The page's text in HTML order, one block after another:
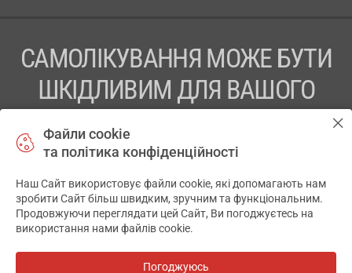
САМОЛІКУВАННЯ МОЖЕ БУТИ
ШКІДЛИВИМ ДЛЯ ВАШОГО
ПЕРЕД ЗАСТОСУВАННЯМ ПРЕПАРАТУ ПРОКОНСУЛЬТУЙТЕСЬ
ТОВ «АПТЕКА 911.ЮА» Код ЄДРПОУ 43631965.
Відмова від відповідальності
© 2014-2026. Медична інформаційна система АПТЕКА911.ЮА
Файли cookie
та політика конфіденційності
Наш Сайт використовує файли cookie, які допомагають нам
зробити Сайт більш швидким, зручним та функціональним.
Продовжуючи переглядати цей Сайт, Ви погоджуєтесь на
використання нами файлів cookie.
Погоджуюсь
✕